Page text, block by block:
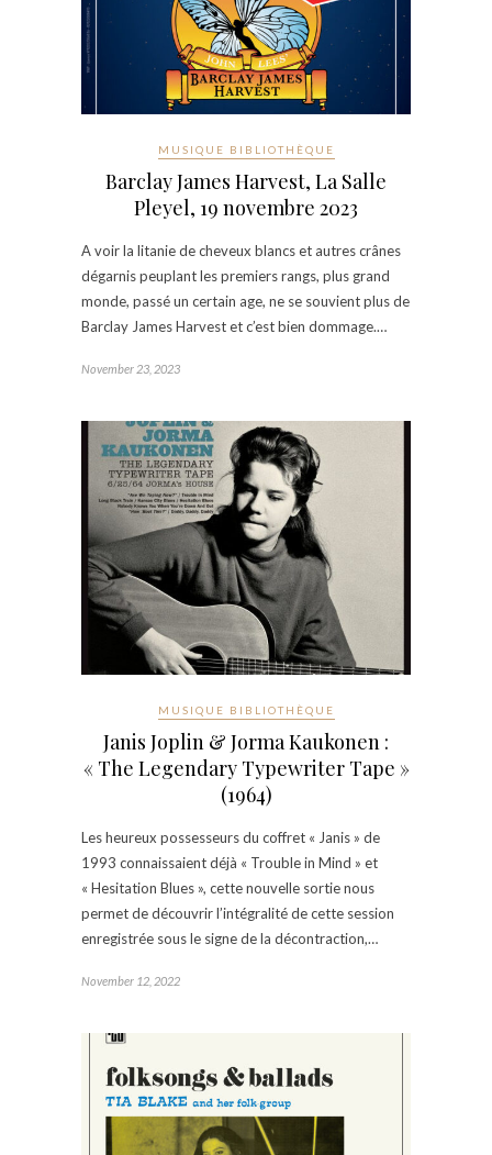
MUSIQUE BIBLIOTHÈQUE
Barclay James Harvest, La Salle
Pleyel, 19 novembre 2023
A voir la litanie de cheveux blancs et autres crânes
dégarnis peuplant les premiers rangs, plus grand
monde, passé un certain age, ne se souvient plus de
Barclay James Harvest et c’est bien dommage.…
November 23, 2023
MUSIQUE BIBLIOTHÈQUE
Janis Joplin & Jorma Kaukonen :
« The Legendary Typewriter Tape »
(1964)
Les heureux possesseurs du coffret « Janis » de
1993 connaissaient déjà « Trouble in Mind » et
« Hesitation Blues », cette nouvelle sortie nous
permet de découvrir l’intégralité de cette session
enregistrée sous le signe de la décontraction,…
November 12, 2022